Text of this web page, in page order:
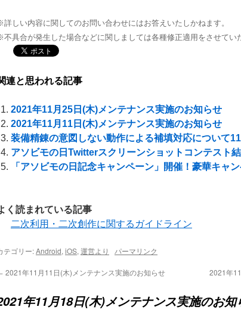
詳しい内容に関してのお問い合わせにはお答えいたしかねます。
不具合が発生した場合などに関しましては各種修正適用をさせてい
連と思われる記事
2021年11月25日(木)メンテナンス実施のお知らせ
2021年11月11日(木)メンテナンス実施のお知らせ
装備精錬の意図しない動作による補填対応について
アソビモの日Twitterスクリーンショットコンテスト
「アソビモの日記念キャンペーン」開催！豪華キャ
く読まれている記事
二次利用・二次創作に関するガイドライン
テゴリー:Android, iOS, 運営より パーマリンク
2021年11月11日(木)メンテナンス実施のお知らせ 2021年
年11月18日(木)メンテナンス実施のお知